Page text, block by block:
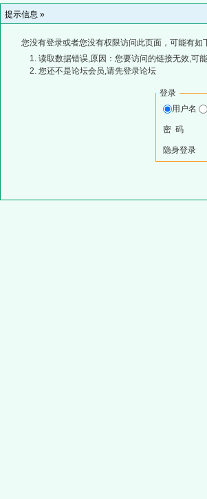
提示信息 »
您没有登录或者您没有权限访问此页面，可能有如
读取数据错误,原因：您要访问的链接无效,可
您还不是论坛会员,请先登录论坛
登录
用户名
密 码
隐身登录